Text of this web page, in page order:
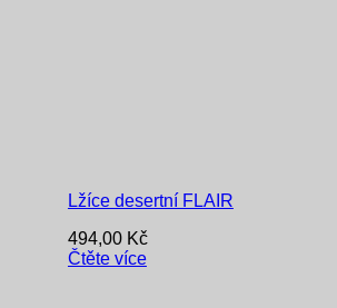
Lžíce desertní FLAIR
494,00 Kč
Čtěte více